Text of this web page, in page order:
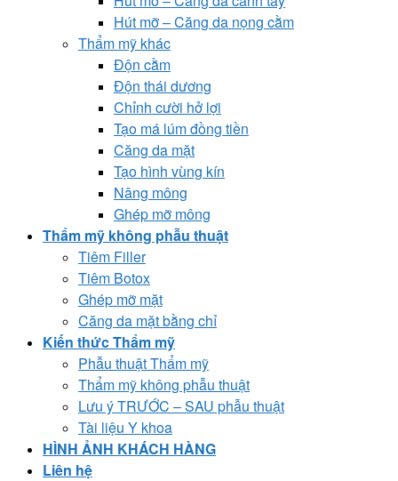
Hút mỡ – Căng da nọng cằm
Thẩm mỹ khác
Độn cằm
Độn thái dương
Chỉnh cười hở lợi
Tạo má lúm đồng tiền
Căng da mặt
Tạo hình vùng kín
Nâng mông
Ghép mỡ mông
Thẩm mỹ không phẫu thuật
Tiêm Filler
Tiêm Botox
Ghép mỡ mặt
Căng da mặt bằng chỉ
Kiến thức Thẩm mỹ
Phẫu thuật Thẩm mỹ
Thẩm mỹ không phẫu thuật
Lưu ý TRƯỚC – SAU phẫu thuật
Tài liệu Y khoa
HÌNH ẢNH KHÁCH HÀNG
Liên hệ